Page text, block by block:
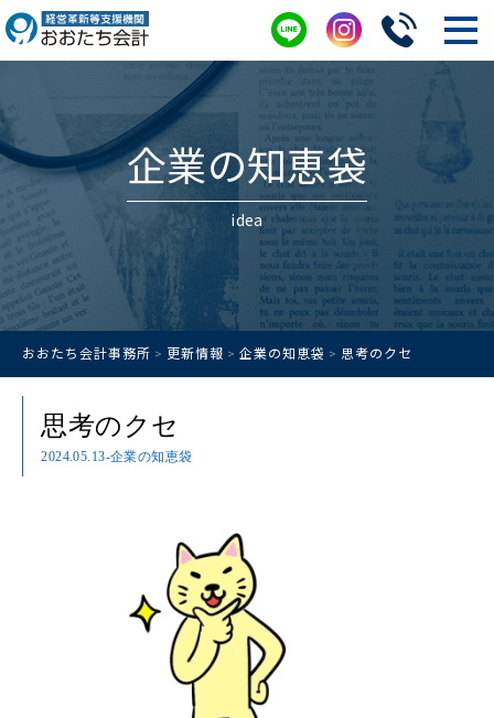
企業の知恵袋
idea
おおたち会計事務所 > 更新情報 > 企業の知恵袋 > 思考のクセ
思考のクセ
2024.05.13-企業の知恵袋